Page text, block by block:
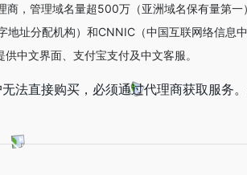
，管理域名量超500万（亚洲域名保有量第一
地址分配机构）和CNNIC（中国互联网络信息中
中文界面、支付宝支付及中文客服。
无法直接购买，必须通过代理商获取服务